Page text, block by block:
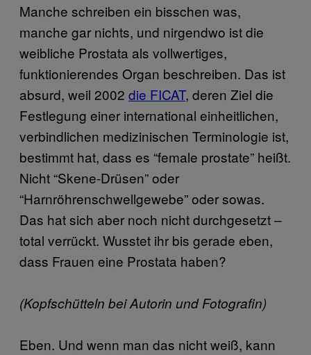
Manche schreiben ein bisschen was,
manche gar nichts, und nirgendwo ist die
weibliche Prostata als vollwertiges,
funktionierendes Organ beschreiben. Das ist
absurd, weil 2002 die FICAT, deren Ziel die
Festlegung einer international einheitlichen,
verbindlichen medizinischen Terminologie ist,
bestimmt hat, dass es “female prostate” heißt.
Nicht “Skene-Drüsen” oder
“Harnröhrenschwellgewebe” oder sowas.
Das hat sich aber noch nicht durchgesetzt –
total verrückt. Wusstet ihr bis gerade eben,
dass Frauen eine Prostata haben?
(Kopfschütteln bei Autorin und Fotografin)
Eben. Und wenn man das nicht weiß, kann